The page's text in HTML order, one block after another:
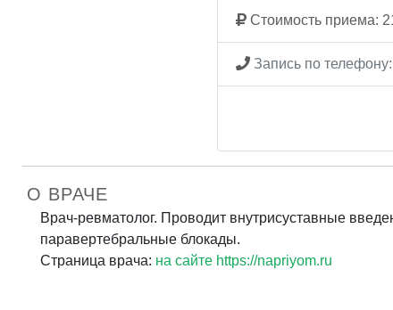
Стоимость приема:
Запись по телефону:
О ВРАЧЕ
Врач-ревматолог. Проводит внутрисуставные
паравертебральные блокады.
Страница врача: на сайте https://napriyom.ru